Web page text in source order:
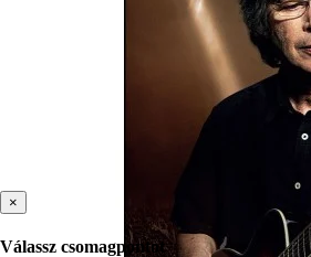
×
Válassz csomagpontot